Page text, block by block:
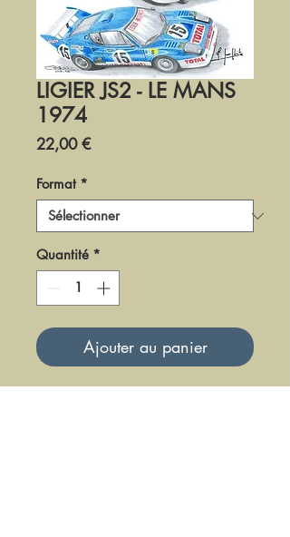
LIGIER JS2 - LE MANS
1974
22,00 €Prix
Format *
Quantité *
Ajouter au panier